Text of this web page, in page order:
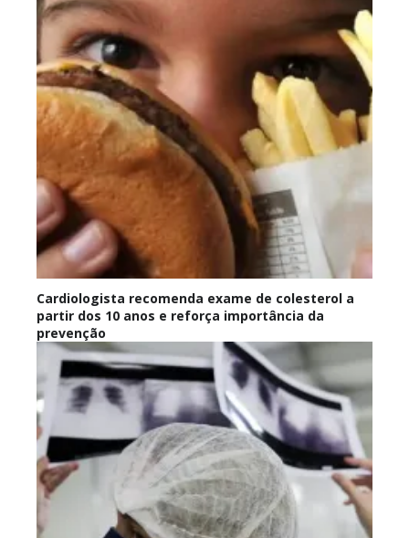
Cardiologista recomenda exame de colesterol a
partir dos 10 anos e reforça importância da
prevenção